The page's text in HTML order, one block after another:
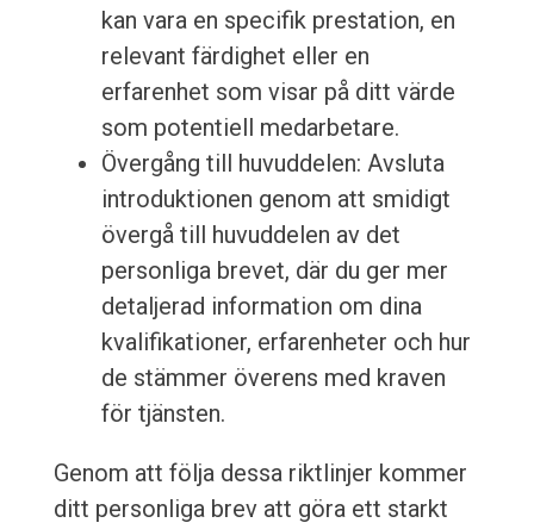
kan vara en specifik prestation, en
relevant färdighet eller en
erfarenhet som visar på ditt värde
som potentiell medarbetare.
Övergång till huvuddelen: Avsluta
introduktionen genom att smidigt
övergå till huvuddelen av det
personliga brevet, där du ger mer
detaljerad information om dina
kvalifikationer, erfarenheter och hur
de stämmer överens med kraven
för tjänsten.
Genom att följa dessa riktlinjer kommer
ditt personliga brev att göra ett starkt